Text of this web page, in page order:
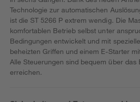
Technologie zur automatischen
ist die ST 5266 P extrem wendig. Die
komfortablen Betrieb selbst unter
Bedingungen entwickelt und mit
beheizten Griffen und einem E-Starter
Alle Steuerungen sind bequem über das
erreichen.